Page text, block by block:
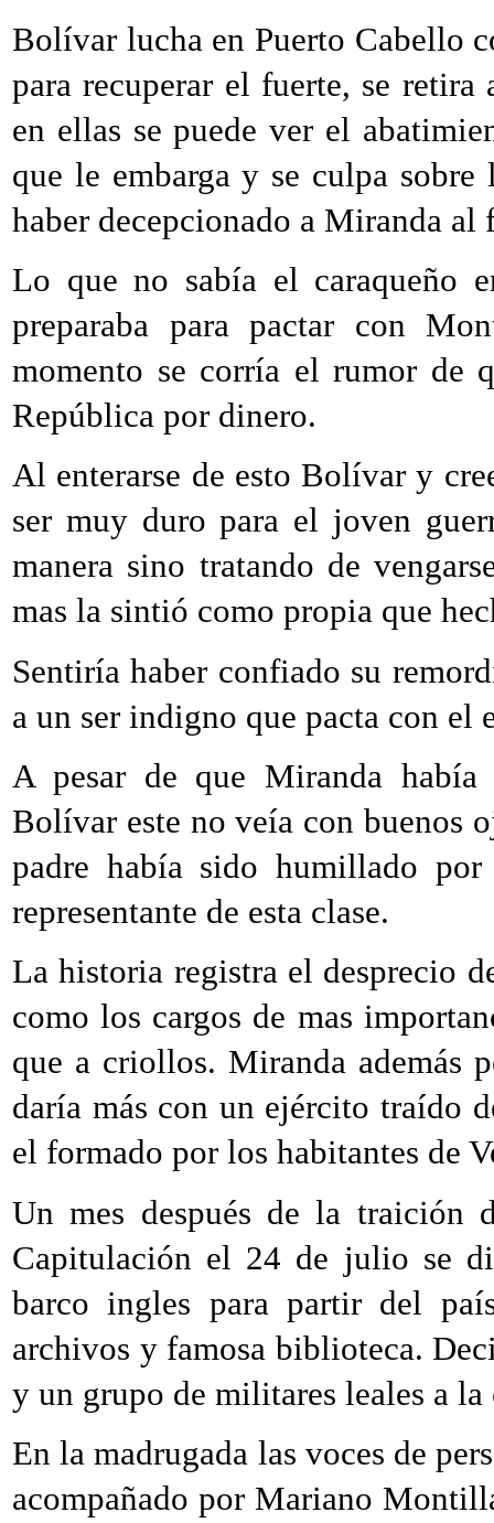
Bolívar lucha en Puerto Cabello
para recuperar el fuerte, se retira
en ellas se puede ver el
que le embarga y se culpa
haber decepcionado a Miranda al
Lo que no sabía el caraqueño
preparaba para pactar con
momento se corría el rumor de
República por dinero.
Al enterarse de esto Bolívar y
ser muy duro para el joven
manera sino tratando de
mas la sintió como propia que
Sentiría haber confiado su
a un ser indigno que pacta con el
A pesar de que Miranda
Bolívar este no veía con buenos
padre había sido humillado
representante de esta clase.
La historia registra el desprecio
como los cargos de mas
que a criollos. Miranda además
daría más con un ejército traído
el formado por los habitantes de
Un mes después de la traición
Capitulación el 24 de julio se
barco ingles para partir del
archivos y famosa biblioteca.
y un grupo de militares leales a la
En la madrugada las voces de
acompañado por Mariano